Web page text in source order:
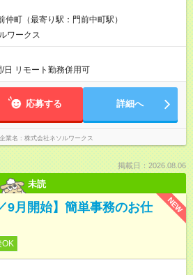
仲町（最寄り駅：門前中町駅）
ワークス
日 リモート勤務併用可
応募する 詳細へ
業名 株式会社ネソルワークス
掲載日：2026.08.06
未読
NEW
9月開始】簡単事務のお仕
OK